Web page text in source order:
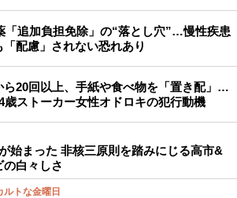
「追加負担免除」の“落とし穴”…慢性疾患
配慮」されない恐れあり
ら20回以上、手紙や食べ物を「置き配」…
歳ストーカー女性オドロキの犯行動機
始まった 非核三原則を踏みにじる高市&
白々しさ
ルトな金曜日